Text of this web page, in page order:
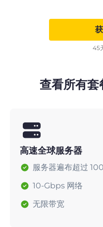
45
查看所有套
高速全球服务器
服务器遍布超过
10-Gbps 网络
无限带宽